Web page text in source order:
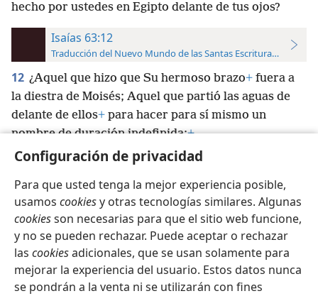
Configuración de privacidad
Para que usted tenga la mejor experiencia posible,
usamos cookiesy otras tecnologías similares. Algunas
cookiesson necesarias para que el sitio web funcione,
y no se pueden rechazar. Puede aceptar o rechazar
las cookiesadicionales, que se usan solamente para
mejorar la experiencia del usuario. Estos datos nunca
se pondrán a la venta ni se utilizarán con fines
hecho por ustedes en Egipto delante de tus ojos?
Isaías 63:12
Traducción del Nuevo Mundo de las Santas Escrituras (con
12 ¿Aquel que hizo que Su hermoso brazo+ fuera a
la diestra de Moisés; Aquel que partió las aguas de
delante de ellos+ para hacer para sí mismo un
nombre de duración indefinida;+
Español Configuración
Copyright© 2026 Watch Tower Bible and Tract Society of Pennsylvania
Condiciones de uso
Política de privacidad
Configuración de privacidad
JW.ORG Iniciar sesión